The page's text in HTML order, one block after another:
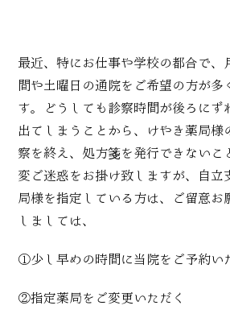
最近、特にお仕事や学校の都合で、
間や土曜日の通院をご希望の方が多
す。どうしても診察時間が後ろにず
出てしまうことから、けやき薬局様
察を終え、処方箋を発行できないこ
変ご迷惑をお掛け致しますが、自立
局様を指定している方は、ご留意お
しましては、
①少し早めの時間に当院をご予約い
②指定薬局をご変更いただく